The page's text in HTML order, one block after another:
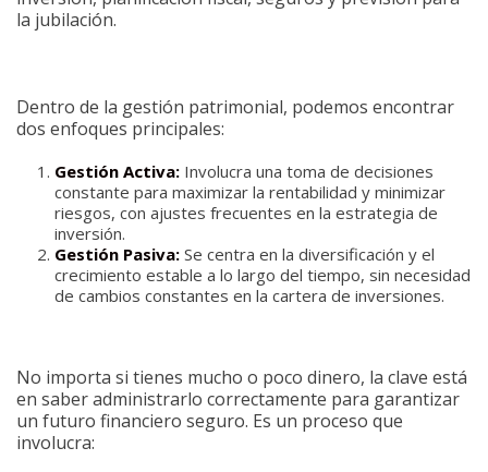
la jubilación.
Dentro de la gestión patrimonial, podemos encontrar
dos enfoques principales:
Gestión Activa: Involucra una toma de decisiones
constante para maximizar la rentabilidad y minimizar
riesgos, con ajustes frecuentes en la estrategia de
inversión.
Gestión Pasiva: Se centra en la diversificación y el
crecimiento estable a lo largo del tiempo, sin necesidad
de cambios constantes en la cartera de inversiones.
No importa si tienes mucho o poco dinero, la clave está
en saber administrarlo correctamente para garantizar
un futuro financiero seguro. Es un proceso que
involucra: